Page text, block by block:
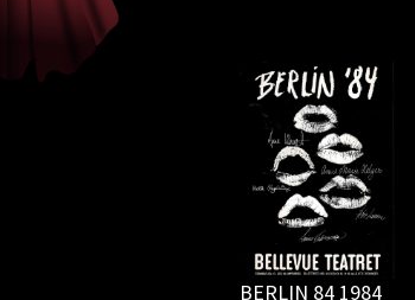
BERLIN 84 1984